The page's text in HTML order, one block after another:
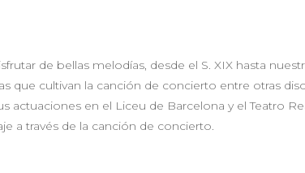
de bellas melodías, desde el S. XIX hasta
que cultivan la canción de concierto entre otras
actuaciones en el Liceu de Barcelona y el Teatro
a través de la canción de concierto.